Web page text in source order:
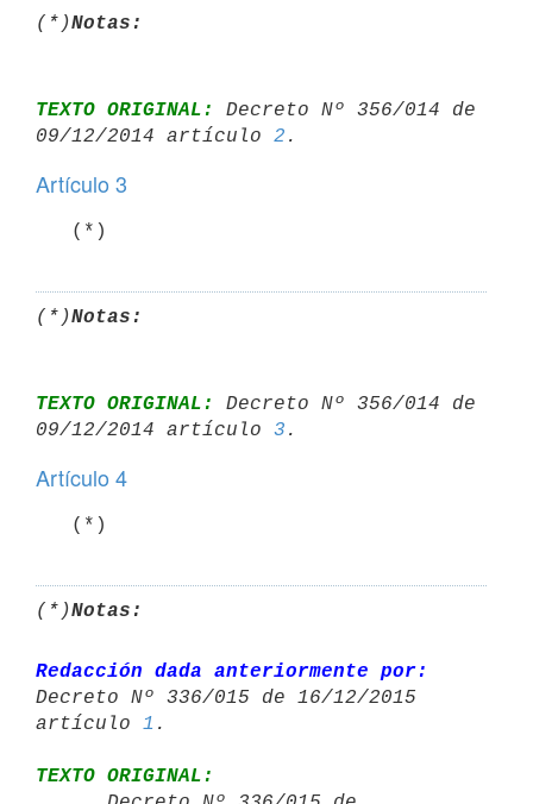
(*)Notas:
TEXTO ORIGINAL:
Decreto Nº 356/014 de
09/12/2014 artículo 2
Artículo 3
   (*)
(*)Notas:
TEXTO ORIGINAL:
Decreto Nº 356/014 de
09/12/2014 artículo 3
Artículo 4
   (*)
(*)Notas:
Redacción dada anteriormente por:
Decreto Nº 336/015 de 16/12/2015
artículo 1
TEXTO ORIGINAL: